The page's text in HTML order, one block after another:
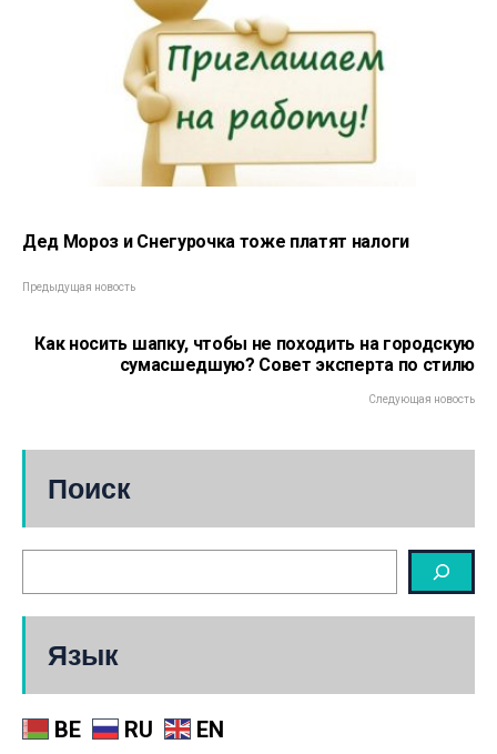
Дед Мороз и Снегурочка тоже платят налоги
Предыдущая новость
Как носить шапку, чтобы не походить на городскую
сумасшедшую? Совет эксперта по стилю
Следующая новость
Поиск
Язык
BE RU EN